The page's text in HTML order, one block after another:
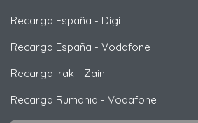
Recarga España - Digi
Recarga España - Vodafone
Recarga Irak - Zain
Recarga Rumania - Vodafone